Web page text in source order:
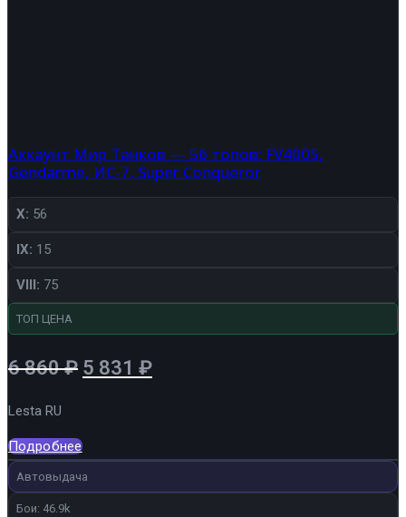
Аккаунт Мир Танков — 56 топов: FV4005,
Gendarme, ИС-7, Super Conqueror
X: 56
IX: 15
VIII: 75
ТОП ЦЕНА
6 860₽ Первоначальная
6
860 ₽.
5 831 ₽Текущая
Lesta RU
Подробнее
Автовыдача
Бои: 46.9k